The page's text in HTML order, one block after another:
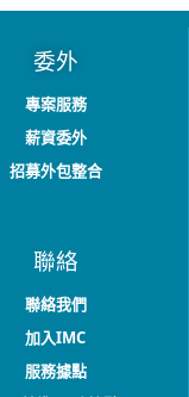
委外
專案服務
薪資委外
招募外包整合
聯絡
聯絡我們
加入IMC
服務據點